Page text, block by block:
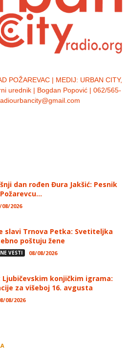
POŽAREVAC | MEDIJ: URBAN CITY,
urednik | Bogdan Popović | 062/565-
dan rođen Đura Jakšić: Pesnik
08/2026
slavi Trnova Petka: Svetiteljka
poštuju žene
VESTI 08/08/2026
Ljubičevskim konjičkim igrama:
za višeboj 16. avgusta
08/2026